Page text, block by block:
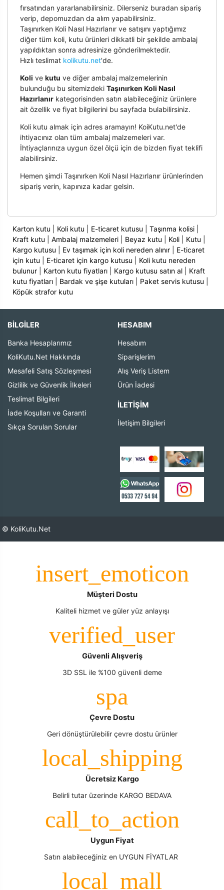
fırsatından yararlanabilirsiniz. Dilerseniz buradan sipariş
verip, depomuzdan da alım yapabilirsiniz.
Taşınırken Koli Nasıl Hazırlanır ve satışını yaptığımız
diğer tüm koli, kutu ürünleri dikkatli bir şekilde ambalaj
yapıldıktan sonra adresinize gönderilmektedir.
Hızlı teslimat kolikutu.net'de.
Koli ve kutu ve diğer ambalaj malzemelerinin
bulunduğu bu sitemizdeki Taşınırken Koli Nasıl
Hazırlanırkategorisinden satın alabileceğiniz ürünlere
ait özellik ve fiyat bilgilerini bu sayfada bulabilirsiniz.
Koli kutu almak için adres aramayın! KoiKutu.net'de
ihtiyacınız olan tüm ambalaj malzemeleri var.
İhtiyaçlarınıza uygun özel ölçü için de bizden fiyat teklifi
alabilirsiniz.
Hemen şimdi Taşınırken Koli Nasıl Hazırlanır ürünlerinden
sipariş verin, kapınıza kadar gelsin.
Karton kutu Koli kutu E-ticaret kutusu Taşınma kolisi|
Kraft kutu
Ambalaj malzemeleri| Beyaz kutu Koli| Kutu
Kargo kutusu
Ev taşımak için koli nereden alınır| E-ticaret
için kutu
E-ticaret için kargo kutusu
Koli kutu nereden
bulunur| Karton kutu fiyatları| Kargo kutusu satın al| Kraft
kutu fiyatları| Bardak ve şişe kutuları| Paket servis kutusu
Köpük strafor kutu
BİLGİLER
Banka Hesaplarımız
KoliKutu.Net Hakkında
Mesafeli Satış Sözleşmesi
Gizlilik ve Güvenlik İlkeleri
Teslimat Bilgileri
İade Koşulları ve Garanti
Sıkça Sorulan Sorular
HESABIM
Hesabım
Siparişlerim
Alış Veriş Listem
Ürün İadesi
İLETIŞIM
İletişim Bilgileri
© KoliKutu.Net
Müşteri Dostu
Kaliteli hizmet ve güler yüz anlayışı
Güvenli Alışveriş
3D SSL ile %100 güvenli deme
Çevre Dostu
Geri dönüştürülebilir çevre dostu ürünler
Ücretsiz Kargo
Belirli tutar üzerinde KARGO BEDAVA
Uygun Fiyat
Satın alabileceğiniz en UYGUN FİYATLAR